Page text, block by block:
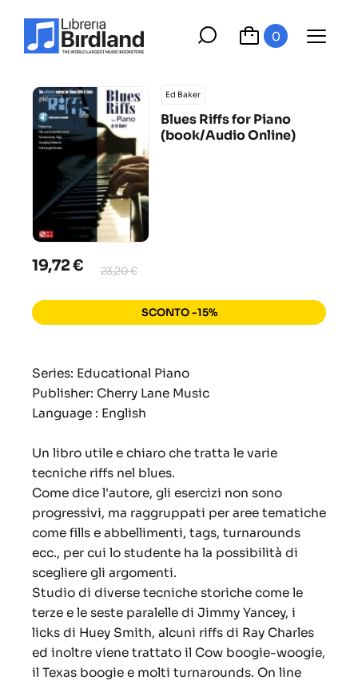
0
Ed Baker
Blues Riffs for Piano
(book/Audio Online)
19,72 € 23,20 €
SCONTO -15%
Series: Educational Piano
Publisher: Cherry Lane Music
Language : English
Un libro utile e chiaro che tratta le varie
tecniche riffs nel blues.
Come dice l'autore, gli esercizi non sono
progressivi, ma raggruppati per aree tematiche
come fills e abbellimenti, tags, turnarounds
ecc., per cui lo studente ha la possibilità di
scegliere gli argomenti.
Studio di diverse tecniche storiche come le
terze e le seste paralelle di Jimmy Yancey, i
licks di Huey Smith, alcuni riffs di Ray Charles
ed inoltre viene trattato il Cow boogie-woogie,
il Texas boogie e molti turnarounds. On line